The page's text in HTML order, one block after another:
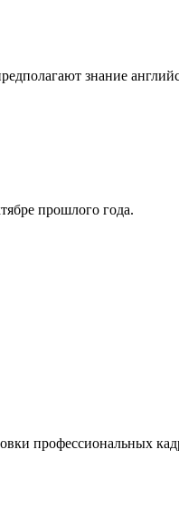
знание
прошлого года.
профессиональных